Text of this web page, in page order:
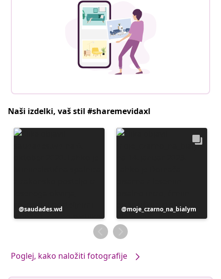
Naši izdelki, vaš stil #sharemevidaxl
Objavo
je
saudades.wd
Objavo
je
objavil
moje_czarno_na_bialym
Poglej, kako naložiti fotografije